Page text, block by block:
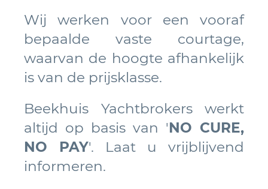
Wij werken voor een vooraf
bepaalde vaste courtage,
waarvan de hoogte afhankelijk
is van de prijsklasse.
Beekhuis Yachtbrokers werkt
altijd op basis van 'NO CURE,
NO PAY'. Laat u vrijblijvend
informeren.